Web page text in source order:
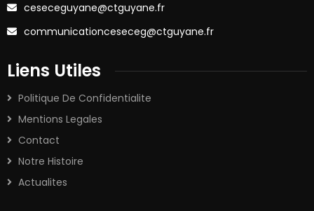
ceseceguyane@ctguyane.fr
communicationceseceg@ctguyane.fr
Liens Utiles
Politique De Confidentialite
Mentions Legales
Contact
Notre Histoire
Actualites